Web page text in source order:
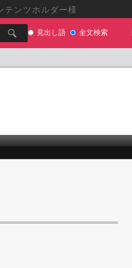
テンツホルダー様
見出し語 全文検索